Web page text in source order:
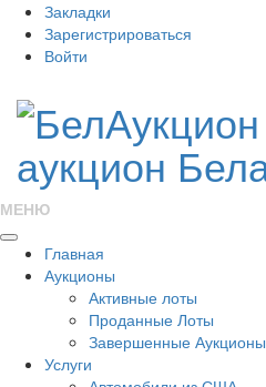
Закладки
Зарегистрироваться
Войти
МЕНЮ
Главная
Аукционы
Активные лоты
Проданные Лоты
Завершенные Аукционы
Услуги